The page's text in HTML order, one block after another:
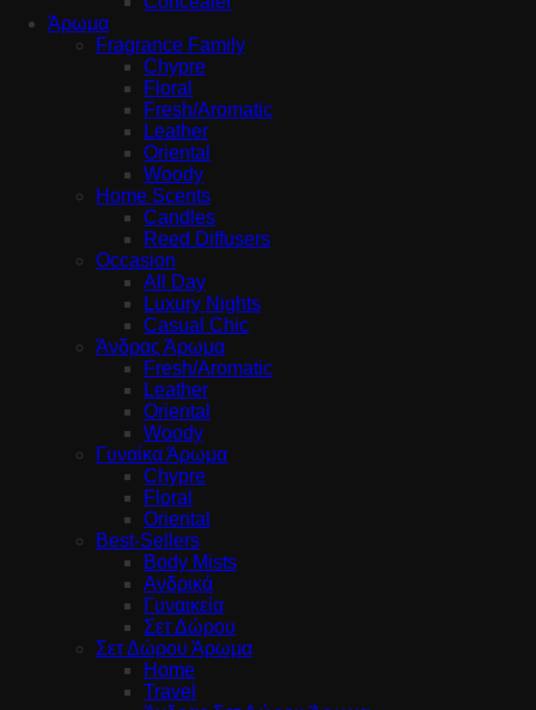
Άρωμα
Fragrance Family
Chypre
Floral
Fresh/Aromatic
Leather
Oriental
Woody
Home Scents
Candles
Reed Diffusers
Occasion
All Day
Luxury Nights
Casual Chic
Άνδρας Άρωμα
Fresh/Aromatic
Leather
Oriental
Woody
Γυναίκα Άρωμα
Chypre
Floral
Oriental
Best-Sellers
Body Mists
Ανδρικά
Γυναικεία
Σετ Δώρου
Σετ Δώρου Άρωμα
Home
Travel